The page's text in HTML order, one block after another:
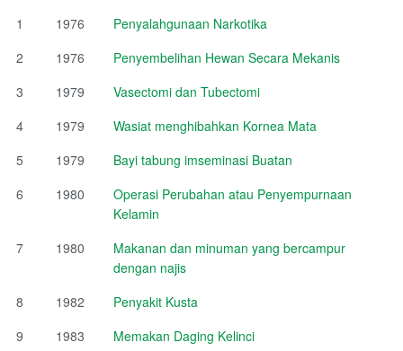
1
1976
Penyalahgunaan Narkotika
2
1976
Penyembelihan Hewan Secara Mekanis
3
1979
Vasectomi dan Tubectomi
4
1979
Wasiat menghibahkan Kornea Mata
5
1979
Bayi tabung imseminasi Buatan
6
1980
Operasi Perubahan atau Penyempurnaan
Kelamin
7
1980
Makanan dan minuman yang bercampur
dengan najis
8
1982
Penyakit Kusta
9
1983
Memakan Daging Kelinci